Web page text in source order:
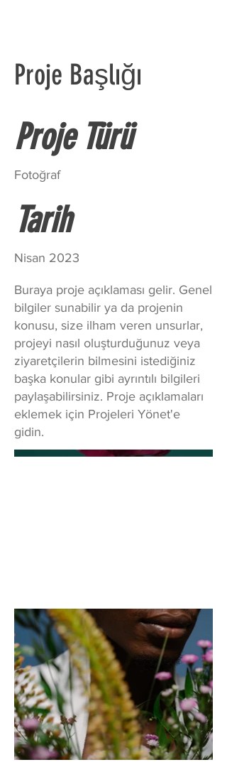
Proje Başlığı
Proje Türü
Fotoğraf
Tarih
Nisan 2023
Buraya proje açıklaması gelir. Genel
bilgiler sunabilir ya da projenin
konusu, size ilham veren unsurlar,
projeyi nasıl oluşturduğunuz veya
ziyaretçilerin bilmesini istediğiniz
başka konular gibi ayrıntılı bilgileri
paylaşabilirsiniz. Proje açıklamaları
eklemek için Projeleri Yönet'e
gidin.